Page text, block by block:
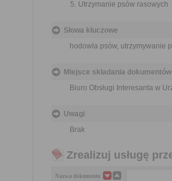
Utrzymanie psów rasowych
Słowa kluczowe
hodowla psów, utrzymywanie
Miejsce składania dokumentów
Biuro Obsługi Interesanta w
Uwagi
Brak
Zrealizuj usługę
Nazwa dokumentu